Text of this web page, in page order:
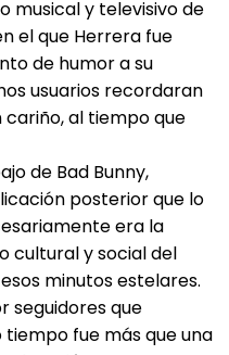
musical y televisivo de
el que Herrera fue
de humor a su
usuarios recordaran
al tiempo que
de Bad Bunny,
posterior que lo
era la
cultural y social del
minutos estelares.
seguidores que
fue más que una